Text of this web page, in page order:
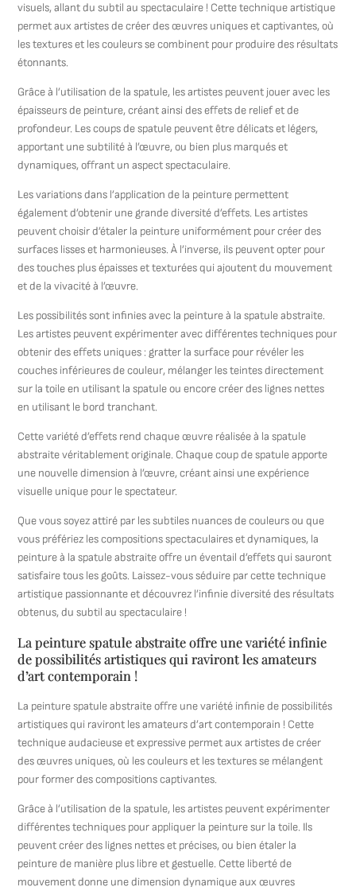
visuels, allant du subtil au spectaculaire ! Cette technique artistique
permet aux artistes de créer des œuvres uniques et captivantes, où
les textures et les couleurs se combinent pour produire des résultats
étonnants.
Grâce à l’utilisation de la spatule, les artistes peuvent jouer avec les
épaisseurs de peinture, créant ainsi des effets de relief et de
profondeur. Les coups de spatule peuvent être délicats et légers,
apportant une subtilité à l’œuvre, ou bien plus marqués et
dynamiques, offrant un aspect spectaculaire.
Les variations dans l’application de la peinture permettent
également d’obtenir une grande diversité d’effets. Les artistes
peuvent choisir d’étaler la peinture uniformément pour créer des
surfaces lisses et harmonieuses. À l’inverse, ils peuvent opter pour
des touches plus épaisses et texturées qui ajoutent du mouvement
et de la vivacité à l’œuvre.
Les possibilités sont infinies avec la peinture à la spatule abstraite.
Les artistes peuvent expérimenter avec différentes techniques pour
obtenir des effets uniques : gratter la surface pour révéler les
couches inférieures de couleur, mélanger les teintes directement
sur la toile en utilisant la spatule ou encore créer des lignes nettes
en utilisant le bord tranchant.
Cette variété d’effets rend chaque œuvre réalisée à la spatule
abstraite véritablement originale. Chaque coup de spatule apporte
une nouvelle dimension à l’œuvre, créant ainsi une expérience
visuelle unique pour le spectateur.
Que vous soyez attiré par les subtiles nuances de couleurs ou que
vous préfériez les compositions spectaculaires et dynamiques, la
peinture à la spatule abstraite offre un éventail d’effets qui sauront
satisfaire tous les goûts. Laissez-vous séduire par cette technique
artistique passionnante et découvrez l’infinie diversité des résultats
obtenus, du subtil au spectaculaire !
La peinture spatule abstraite offre une variété infinie
de possibilités artistiques qui raviront les amateurs
d’art contemporain !
La peinture spatule abstraite offre une variété infinie de possibilités
artistiques qui raviront les amateurs d’art contemporain ! Cette
technique audacieuse et expressive permet aux artistes de créer
des œuvres uniques, où les couleurs et les textures se mélangent
pour former des compositions captivantes.
Grâce à l’utilisation de la spatule, les artistes peuvent expérimenter
différentes techniques pour appliquer la peinture sur la toile. Ils
peuvent créer des lignes nettes et précises, ou bien étaler la
peinture de manière plus libre et gestuelle. Cette liberté de
mouvement donne une dimension dynamique aux œuvres